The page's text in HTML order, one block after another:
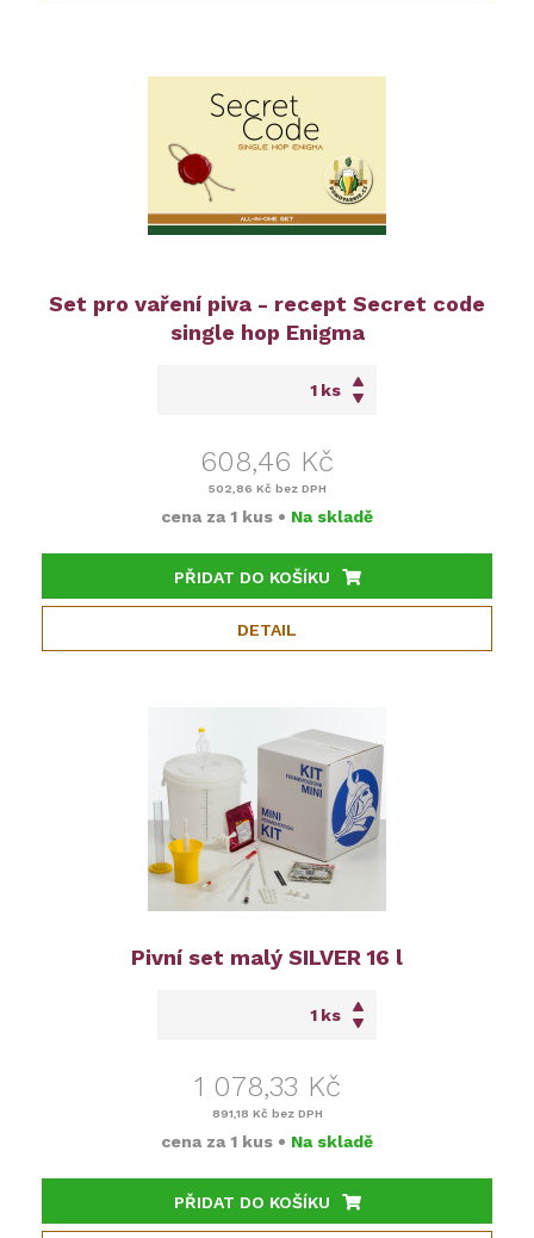
Set pro vaření piva - recept Secret code
single hop Enigma
ks
608,46 Kč
502,86 Kč bez DPH
cena za 1 kus • Na skladě
PŘIDAT DO KOŠÍKU
DETAIL
Pivní set malý SILVER 16 l
ks
1 078,33 Kč
891,18 Kč bez DPH
cena za 1 kus • Na skladě
PŘIDAT DO KOŠÍKU